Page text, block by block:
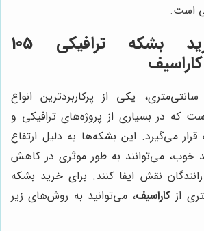
است.
راهنمای خرید بشکه ترافیکی 105
کاراسیف
بشکه ترافیکی 105 سانتی‌متری، یکی از پرکاربردترین انواع
که در بسیاری از پروژه‌های ترافیکی و
قرار می‌گیرد. این بشکه‌ها به دلیل ارتفاع
خوب، می‌توانند به طور موثری در کاهش
نقش ایفا کنند. برای خرید بشکه
کاراسیف، می‌توانید به روش‌های زیر